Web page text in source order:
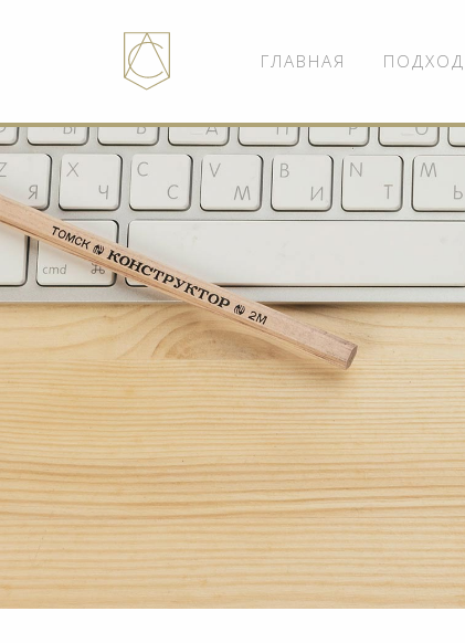
ГЛАВНАЯ ПОДХОД